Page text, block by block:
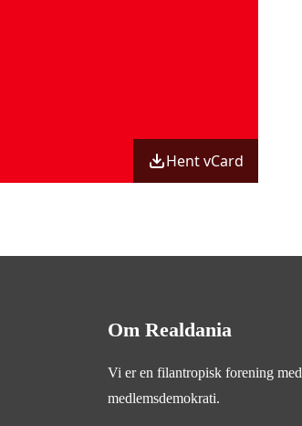
Hent vCard
Om Realdania
Vi er en filantropisk forening med
medlemsdemokrati.